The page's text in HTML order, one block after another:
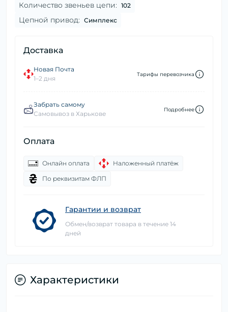
Количество звеньев цепи: 102
Цепной привод: Симплекс
Доставка
Новая Почта
1–2 дня
Тарифы перевозчика
Забрать самому
Самовывоз в Харькове
Подробнее
Оплата
Онлайн оплата
Наложенный платёж
По реквизитам ФЛП
Гарантии и возврат
Обмен/возврат товара в течение 14
дней
Характеристики